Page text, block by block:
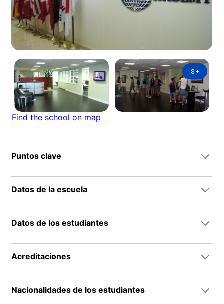
8+
Find the school on map
Puntos clave
Datos de la escuela
Datos de los estudiantes
Acreditaciones
Nacionalidades de los estudiantes